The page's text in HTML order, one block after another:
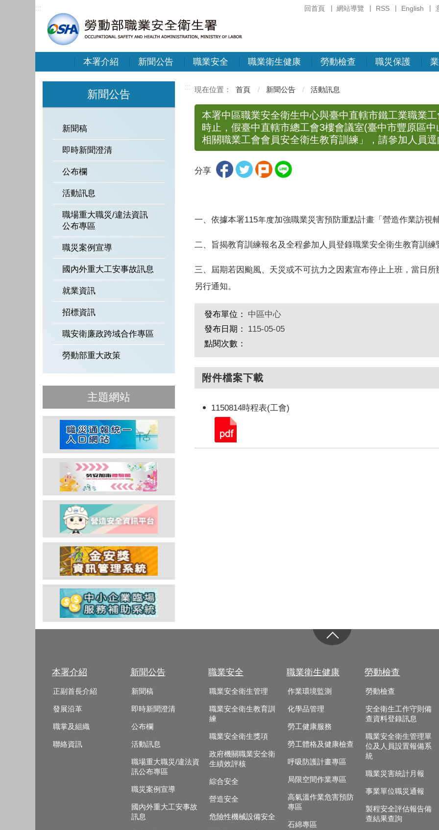
回首頁 網站導覽 RSS English
:::
本署介紹 新聞公告 職業安全 職業衛生健康 勞動檢查 職災保護
新聞公告
新聞稿
即時新聞澄清
公布欄
活動訊息
職場重大職災/違法資訊
公布專區
職災案例宣導
國內外重大工安事故訊息
就業資訊
招標資訊
職安衛廉政跨域合作專區
勞動部重大政策
主題網站
::: 首頁 新聞公告 活動訊息
本署中區職業安全衛生中心與臺中直轄市鐵工業職業
時止，假臺中直轄市總工會3樓會議室(臺中市豐原區
相關職業工會會員安全衛生教育訓練」，請參加人員
分享
一、依據本署115年度加強職業災害預防重點計畫「營造作業訪視
二、旨揭教育訓練報名及全程參加人員登錄職業安全衛生教育訓
三、屆期若因颱風、天災或不可抗力之因素宣布停止上班，當日
另行通知。
發布單位：
中區中心
發布日期：
115-05-05
點閱次數：
附件檔案下載
1150814時程表(工會)
本署介紹
正副首長介紹
發展沿革
職掌及組織
聯絡資訊
新聞公告
新聞稿
即時新聞澄清
公布欄
活動訊息
職場重大職災/違法資
訊公布專區
職災案例宣導
國內外重大工安事故
訊息
職業安全
職業安全衛生管理
職業安全衛生教育訓
練
職業安全衛生獎項
政府機關職業安全衛
生績效評核
綜合安全
營造安全
危險性機械設備安全
職業衛生健康
作業環境監測
化學品管理
勞工健康服務
勞工體格及健康檢查
呼吸防護計畫專區
局限空間作業專區
高氣溫作業危害預防
專區
石綿專區
勞動檢查
勞動檢查
安全衛生工作守則備
查資料登錄訊息
職業安全衛生管理單
位及人員設置報備系
統
職業災害統計月報
事業單位職災通報
製程安全評估報告備
查結果查詢